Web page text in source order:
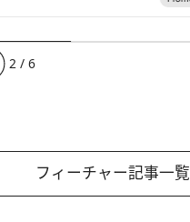
3 /6
フィーチャー記事一覧